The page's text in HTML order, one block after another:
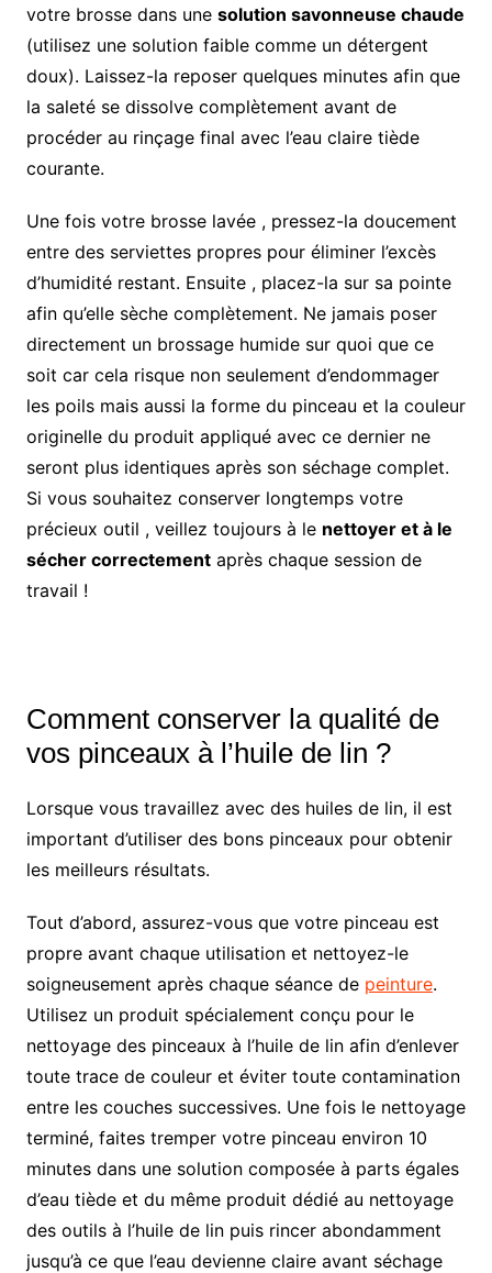
votre brosse dans une solution savonneuse chaude
(utilisez une solution faible comme un détergent
doux). Laissez-la reposer quelques minutes afin que
la saleté se dissolve complètement avant de
procéder au rinçage final avec l’eau claire tiède
courante.
Une fois votre brosse lavée , pressez-la doucement
entre des serviettes propres pour éliminer l’excès
d’humidité restant. Ensuite , placez-la sur sa pointe
afin qu’elle sèche complètement. Ne jamais poser
directement un brossage humide sur quoi que ce
soit car cela risque non seulement d’endommager
les poils mais aussi la forme du pinceau et la couleur
originelle du produit appliqué avec ce dernier ne
seront plus identiques après son séchage complet.
Si vous souhaitez conserver longtemps votre
précieux outil , veillez toujours à le nettoyer et à le
sécher correctementaprès chaque session de
travail !
Comment conserver la qualité de
vos pinceaux à l’huile de lin ?
Lorsque vous travaillez avec des huiles de lin, il est
important d’utiliser des bons pinceaux pour obtenir
les meilleurs résultats.
Tout d’abord, assurez-vous que votre pinceau est
propre avant chaque utilisation et nettoyez-le
soigneusement après chaque séance de peinture.
Utilisez un produit spécialement conçu pour le
nettoyage des pinceaux à l’huile de lin afin d’enlever
toute trace de couleur et éviter toute contamination
entre les couches successives. Une fois le nettoyage
terminé, faites tremper votre pinceau environ 10
minutes dans une solution composée à parts égales
d’eau tiède et du même produit dédié au nettoyage
des outils à l’huile de lin puis rincer abondamment
jusqu’à ce que l’eau devienne claire avant séchage